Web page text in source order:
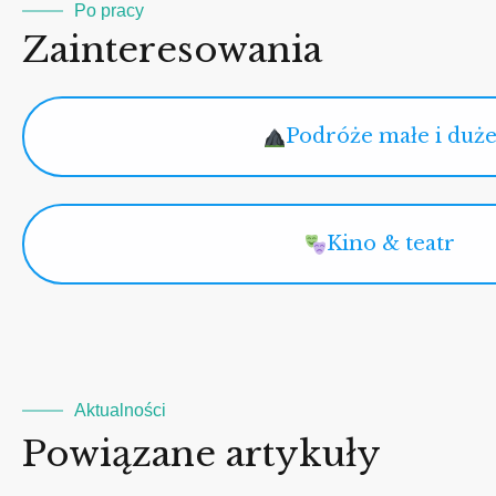
Po pracy
Zainteresowania
Podróże małe i duże
Kino & teatr
Aktualności
Powiązane artykuły